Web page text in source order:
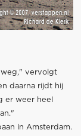
weg," vervolgt
daarna rijdt hij
er weer heel
in Amsterdam.